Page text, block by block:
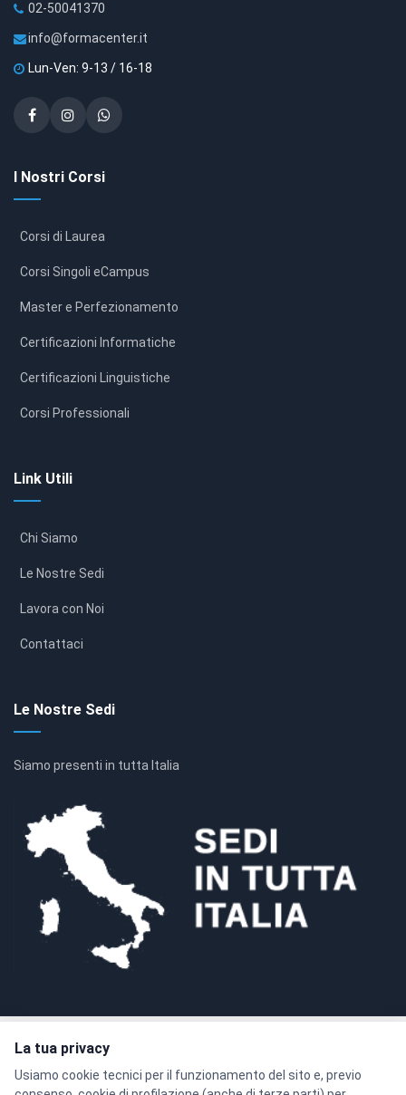
02-50041370
info@formacenter.it
Lun-Ven: 9-13 / 16-18
I Nostri Corsi
Corsi di Laurea
Corsi Singoli eCampus
Master e Perfezionamento
Certificazioni Informatiche
Certificazioni Linguistiche
Corsi Professionali
Link Utili
Chi Siamo
Le Nostre Sedi
Lavora con Noi
Contattaci
Le Nostre Sedi
Siamo presenti in tutta Italia
Pagamenti sicuri con crittografia SSL a 128 bit
La tua privacy
Usiamo cookie tecnici per il funzionamento del sito e, previo